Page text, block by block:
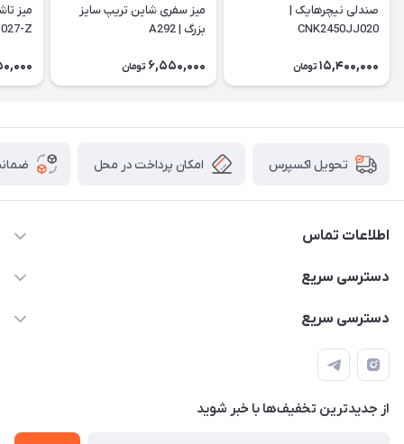
صندلی نیچرهایک |
CNK2450JJ020
15,400,000 تومان
میز سفری شاین تریپ سایز
بزرگ | A292
6,550,000 تومان
میز
Z
تحویل اکسپرس امکان پرداخت در محل
اطلاعات تماس
۰۹۳۵۶۰۴۰۳۶۵
سیمای ورزش
دسترسی سریع
اسکیت فلایینگ ایگل
اسکیت دخترانه
دسترسی سریع
اسکوتر برقی دخترانه
اسکیت روسز
اسکوتر
از جدید‌ترین تخفیف‌ها با‌ خبر شوید